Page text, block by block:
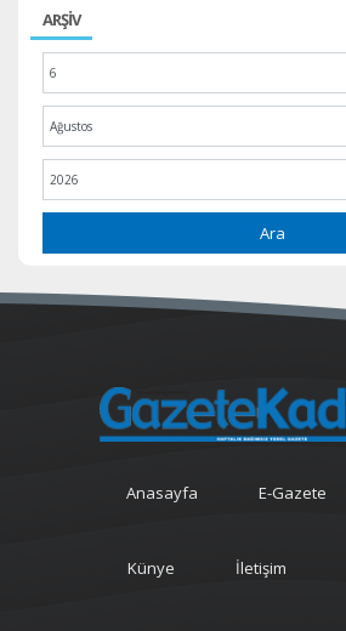
ARŞİV
Ara
Anasayfa E-Gazete
Künye İletişim